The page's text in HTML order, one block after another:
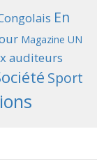
En
Magazine UN
auditeurs
Sport